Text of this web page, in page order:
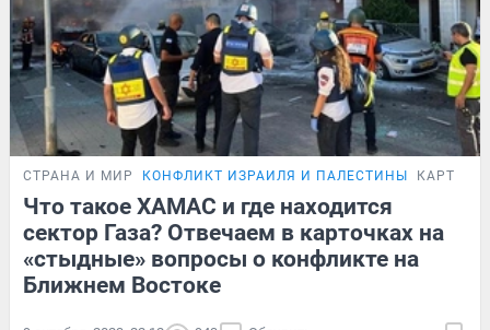
СТРАНА И МИР КОНФЛИКТ ИЗРАИЛЯ И ПАЛЕСТИНЫ
Что такое ХАМАС и где находится
сектор Газа? Отвечаем в карточках на
«стыдные» вопросы о конфликте на
Ближнем Востоке